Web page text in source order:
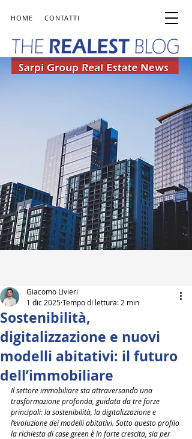
HOME CONTATTI
Sostenibilità,
digitalizzazione e nuovi
modelli abitativi: il futuro
dell’immobiliare
Giacomo Livieri
1 dic 2025Tempo di lettura: 2 min
Il settore immobiliare sta attraversando una
trasformazione profonda, guidata da tre forze
principali: la sostenibilità, la digitalizzazione e
l’evoluzione dei modelli abitativi. Sotto questo profilo
la richiesta di case green è in forte crescita, sia per